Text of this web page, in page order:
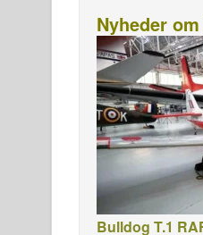
Nyheder
Bulldog T.1